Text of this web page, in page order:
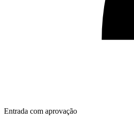
Entrada com aprovação